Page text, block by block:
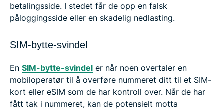
betalingsside. I stedet får de opp en falsk
påloggingsside eller en skadelig nedlasting.
SIM-bytte-svindel
En SIM-bytte-svindel er når noen overtaler en
mobiloperatør til å overføre nummeret ditt til et SIM-
kort eller eSIM som de har kontroll over. Når de har
fått tak i nummeret, kan de potensielt motta